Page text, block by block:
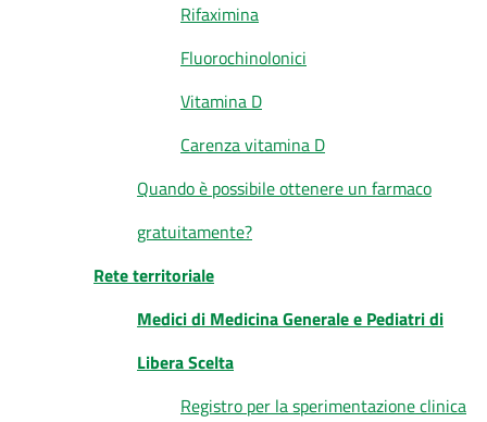
Rifaximina
Fluorochinolonici
Vitamina D
Carenza vitamina D
Quando è possibile ottenere un farmaco
gratuitamente?
Rete territoriale
Medici di Medicina Generale e Pediatri di
Libera Scelta
Registro per la sperimentazione clinica